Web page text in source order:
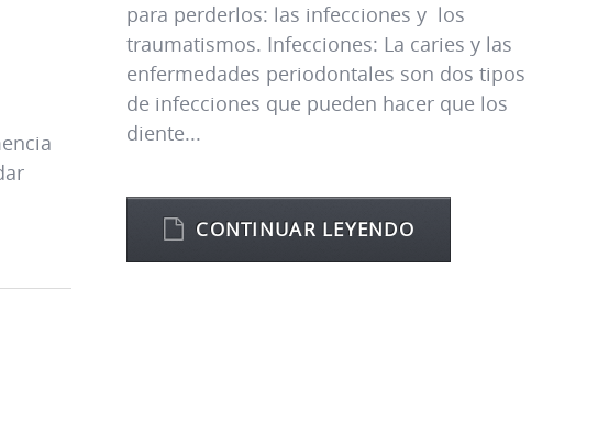
para perderlos: las infecciones y los
traumatismos. Infecciones: La caries y las
enfermedades periodontales son dos tipos
de infecciones que pueden hacer que los
diente...
CONTINUAR LEYENDO